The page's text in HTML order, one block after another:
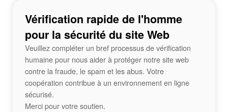
Vérification rapide de l'homme
pour la sécurité du site Web
Veuillez compléter un bref processus de vérification
humaine pour nous aider à protéger notre site web
contre la fraude, le spam et les abus. Votre
coopération contribue à un environnement en ligne
sécurisé.
Merci pour votre soutien.